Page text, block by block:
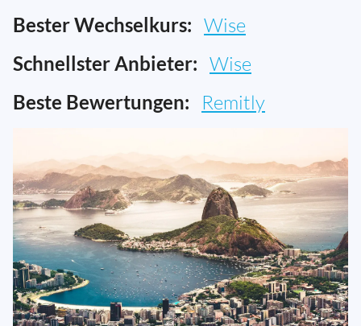
Bester Wechselkurs: Wise
Schnellster Anbieter: Wise
Beste Bewertungen: Remitly